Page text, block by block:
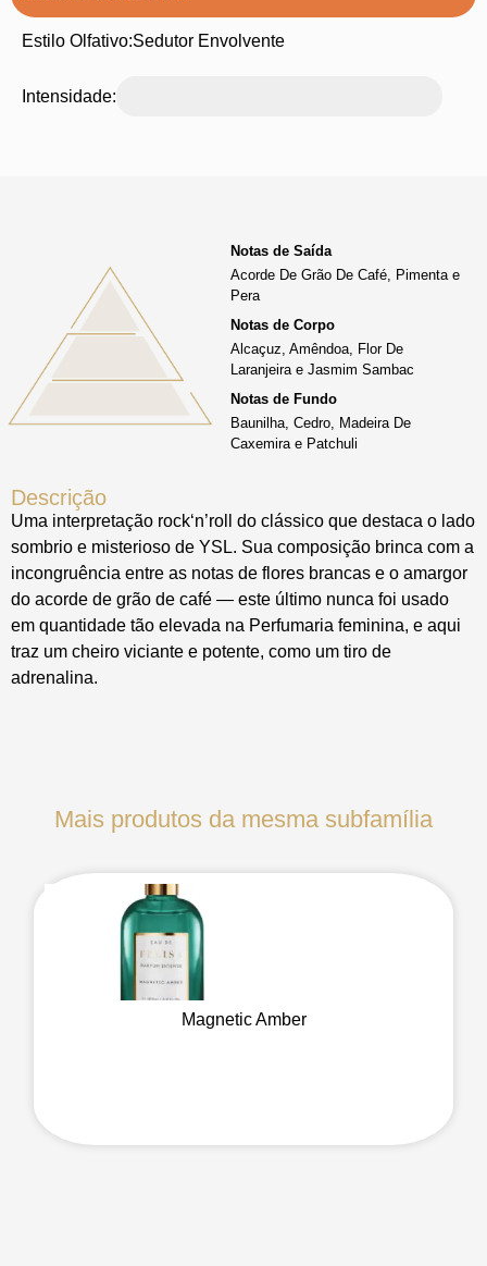
Estilo Olfativo:Sedutor Envolvente
Intensidade:
Descrição
Uma interpretação rock‘n’roll do clássico que destaca o lado
sombrio e misterioso de YSL. Sua composição brinca com a
incongruência entre as notas de flores brancas e o amargor
do acorde de grão de café — este último nunca foi usado
em quantidade tão elevada na Perfumaria feminina, e aqui
traz um cheiro viciante e potente, como um tiro de
adrenalina.
Notas de Saída
Acorde De Grão De Café, Pimenta e
Pera
Notas de Corpo
Alcaçuz, Amêndoa, Flor De
Laranjeira e Jasmim Sambac
Notas de Fundo
Baunilha, Cedro, Madeira De
Caxemira e Patchuli
Mais produtos da mesma subfamília
Magnetic Amber